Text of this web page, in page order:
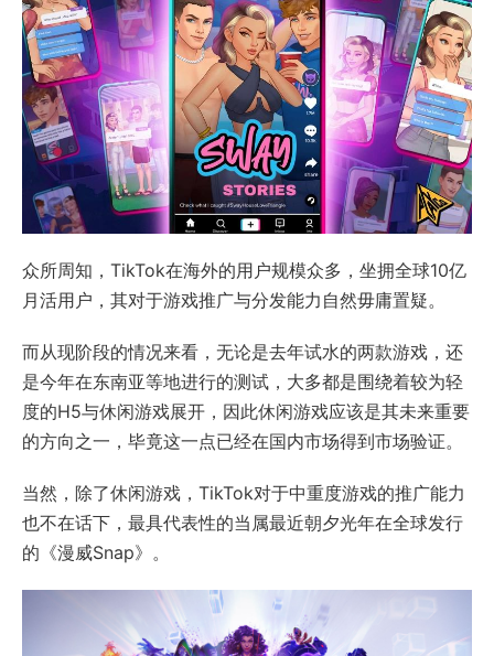
众所周知，TikTok在海外的用户规模众多，坐拥全球10亿
月活用户，其对于游戏推广与分发能力自然毋庸置疑。
而从现阶段的情况来看，无论是去年试水的两款游戏，还
是今年在东南亚等地进行的测试，大多都是围绕着较为轻
度的H5与休闲游戏展开，因此休闲游戏应该是其未来重要
的方向之一，毕竟这一点已经在国内市场得到市场验证。
当然，除了休闲游戏，TikTok对于中重度游戏的推广能力
也不在话下，最具代表性的当属最近朝夕光年在全球发行
的《漫威Snap》。